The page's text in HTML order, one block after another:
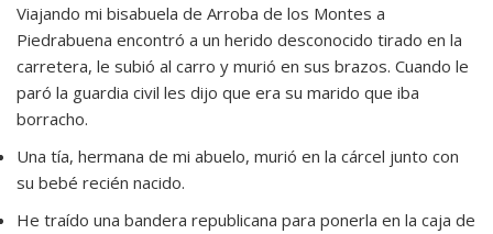
Viajando mi bisabuela de Arroba de los Montes a
Piedrabuena encontró a un herido desconocido tirado en la
carretera, le subió al carro y murió en sus brazos. Cuando le
paró la guardia civil les dijo que era su marido que iba
borracho.
Una tía, hermana de mi abuelo, murió en la cárcel junto con
su bebé recién nacido.
He traído una bandera republicana para ponerla en la caja de